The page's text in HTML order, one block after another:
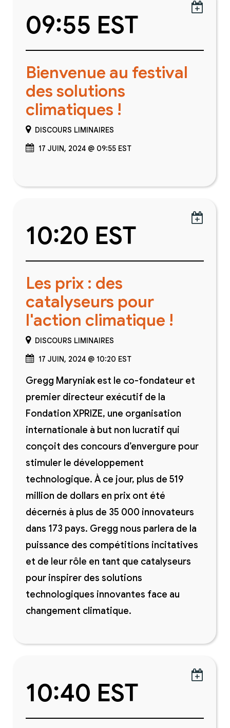

09:55 EST
Bienvenue au festival
des solutions
climatiques !
DISCOURS LIMINAIRES
17 JUIN, 2024 @ 09:55 EST

10:20 EST
Les prix : des
catalyseurs pour
l'action climatique !
DISCOURS LIMINAIRES
17 JUIN, 2024 @ 10:20 EST
Gregg Maryniak est le co-fondateur et
premier directeur exécutif de la
Fondation XPRIZE, une organisation
internationale à but non lucratif qui
conçoit des concours d’envergure pour
stimuler le développement
technologique. À ce jour, plus de 519
million de dollars en prix ont été
décernés à plus de 35 000 innovateurs
dans 173 pays. Gregg nous parlera de la
puissance des compétitions incitatives
et de leur rôle en tant que catalyseurs
pour inspirer des solutions
technologiques innovantes face au
changement climatique.

10:40 EST